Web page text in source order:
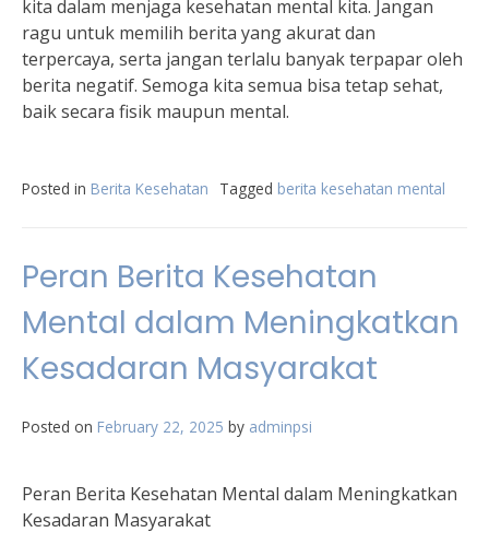
kita dalam menjaga kesehatan mental kita. Jangan
ragu untuk memilih berita yang akurat dan
terpercaya, serta jangan terlalu banyak terpapar oleh
berita negatif. Semoga kita semua bisa tetap sehat,
baik secara fisik maupun mental.
Posted in Berita Kesehatan Tagged berita kesehatan mental
Peran Berita Kesehatan
Mental dalam Meningkatkan
Kesadaran Masyarakat
Posted on February 22, 2025 by adminpsi
Peran Berita Kesehatan Mental dalam Meningkatkan
Kesadaran Masyarakat